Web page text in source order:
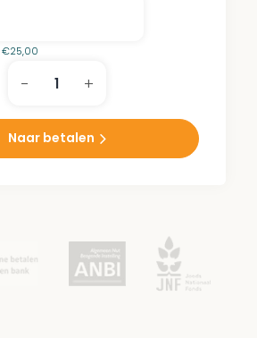
€25,00
-
Laurens-
Samuel
+
Naar betalen